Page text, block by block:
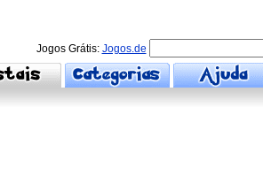
Jogos Grátis: Jogos.de